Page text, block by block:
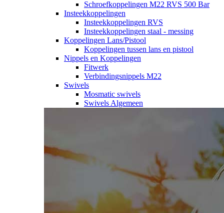
Schroefkoppelingen M22 RVS 500 Bar
Insteekkoppelingen
Insteekkoppelingen RVS
Insteekkoppelingen staal - messing
Koppelingen Lans/Pistool
Koppelingen tussen lans en pistool
Nippels en Koppelingen
Fitwerk
Verbindingsnippels M22
Swivels
Mosmatic swivels
Swivels Algemeen